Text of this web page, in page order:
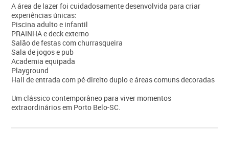
A área de lazer foi cuidadosamente desenvolvida para criar
experiências únicas:
Piscina adulto e infantil
PRAINHA e deck externo
Salão de festas com churrasqueira
Sala de jogos e pub
Academia equipada
Playground
Hall de entrada com pé-direito duplo e áreas comuns decoradas
Um clássico contemporâneo para viver momentos
extraordinários em Porto Belo-SC.